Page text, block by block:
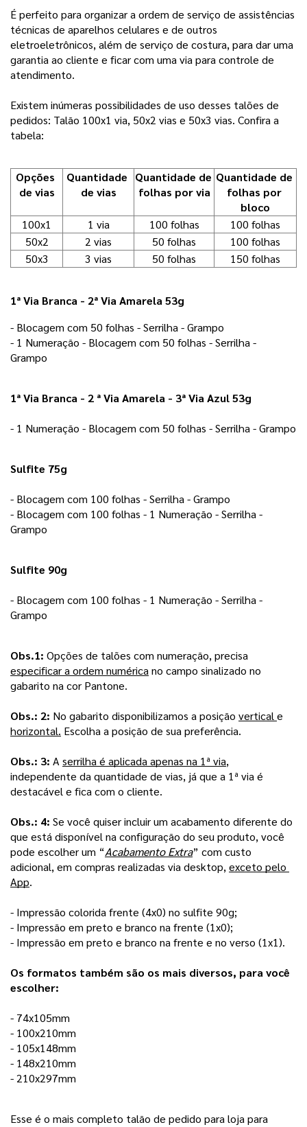
É perfeito para organizar a ordem de serviço de assistências
técnicas de aparelhos celulares e de outros
eletroeletrônicos, além de serviço de costura, para dar uma
garantia ao cliente e ficar com uma via para controle de
atendimento.
Existem inúmeras possibilidades de uso desses talões de
pedidos: Talão 100x1 via, 50x2 vias e 50x3 vias. Confira a
tabela:
Opções
de vias
Quantidade
de vias
Quantidade de
folhas por via
Quantidade de
folhas por
bloco
100x1
1 via 100 folhas
100 folhas
50x2
2 vias 50 folhas
100 folhas
50x3
3 vias 50 folhas 150 folhas
1ª Via Branca - 2ª Via Amarela 53g
- Blocagem com 50 folhas - Serrilha - Grampo
- 1 Numeração - Blocagem com 50 folhas - Serrilha -
Grampo
1ª Via Branca - 2 ª Via Amarela - 3ª Via Azul 53g
- 1 Numeração - Blocagem com 50 folhas - Serrilha - Grampo
Sulfite 75g
- Blocagem com 100 folhas - Serrilha - Grampo
- Blocagem com 100 folhas - 1 Numeração - Serrilha -
Grampo
Sulfite 90g
- Blocagem com 100 folhas - 1 Numeração - Serrilha -
Grampo
Obs.1:
especificar a ordem numérica no campo sinalizado no
gabarito na cor Pantone.
Obs.: 2: No gabarito disponibilizamos a posição vertical
horizontal. Escolha a posição de sua preferência.
Obs.: 3: A serrilha é aplicada apenas na 1ª via,
independente da quantidade de vias, já que a 1ª via é
destacável e fica com o cliente.
Obs.: 4: Se você quiser incluir um acabamento diferente do
que está disponível na configuração do seu produto, você
pode escolher um “Acabamento Extra” com custo
adicional, em compras realizadas via desktop, exceto pelo
App.
- Impressão colorida frente (4x0) no sulfite 90g;
- Impressão em preto e branco na frente (1x0);
- Impressão em preto e branco na frente e no verso (1x1).
Os formatos também são os mais diversos, para você
escolher:
- 74x105mm
- 100x210mm
- 105x148mm
- 148x210mm
- 210x297mm
Esse é o mais completo talão de pedido para loja para